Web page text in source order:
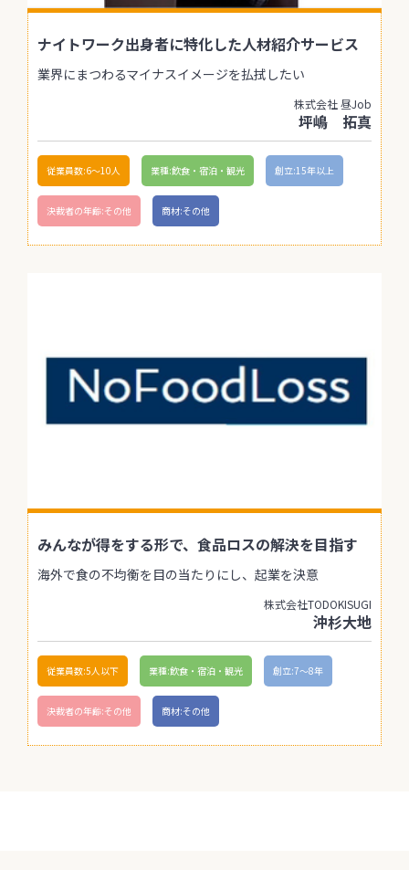
ナイトワーク出身者に特化した人材紹介サービス
業界にまつわるマイナスイメージを払拭したい
株式会社 昼Job
坪嶋 拓真
従業員数:6～10人 業種:飲食・宿泊・観光 創立:15年以上
決裁者の年齢:その他 商材:その他
みんなが得をする形で、食品ロスの解決を目指す
海外で食の不均衡を目の当たりにし、起業を決意
株式会社TODOKISUGI
沖杉大地
従業員数:5人以下 業種:飲食・宿泊・観光 創立:7〜8年
決裁者の年齢:その他 商材:その他